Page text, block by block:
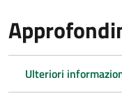
Ulteriori